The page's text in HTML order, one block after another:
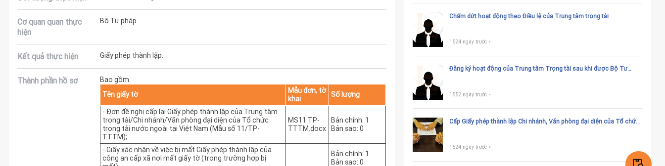
Cơ quan quan thực
hiện
Bộ Tư pháp
Kết quả thực hiện Giấy phép thành lập.
Thành phần hồ sơ
Bao gồm
Tên giấy tờ
Mẫu đơn, tờ
khai
Số lượng
- Đơn đề nghị cấp lại Giấy phép thành lập của Trung tâm
trọng tài/Chi nhánh/Văn phòng đại diện của Tổ chức
trọng tài nước ngoài tại Việt Nam (Mẫu số 11/TP-
TTTM);
MS11 TP-
TTTM.docx
Bản chính: 1
Bản sao: 0
- Giấy xác nhận về việc bị mất Giấy phép thành lập của
công an cấp xã nơi mất giấy tờ (trong trường hợp bị
Bản chính: 1
Bản sao: 0
Chấm dứt hoạt động theo Điều lệ của Trung tâm trọng tài
1524 ngày trước
Đăng ký hoạt động của Trung tâm Trọng tài sau khi được Bộ Tư
ương khác
1552 ngày trước
Cấp Giấy phép thành lập Chi nhánh, Văn phòng đại diện của Tổ chức
1524 ngày trước